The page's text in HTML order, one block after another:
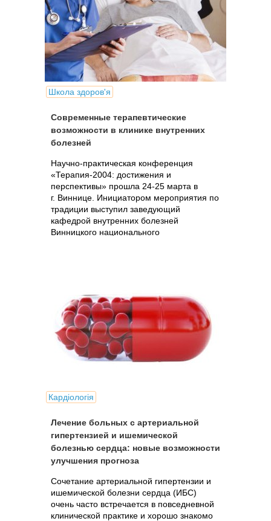
Школа здоров'я
Современные терапевтические
возможности в клинике внутренних
болезней
Научно-практическая конференция
«Терапия-2004: достижения и
перспективы» прошла 24-25 марта в
г. Виннице. Инициатором мероприятия по
традиции выступил заведующий
кафедрой внутренних болезней
Винницкого национального
Кардіологія
Лечение больных с артериальной
гипертензией и ишемической
болезнью сердца: новые возможности
улучшения прогноза
Сочетание артериальной гипертензии и
ишемической болезни сердца (ИБС)
очень часто встречается в повседневной
клинической практике и хорошо знакомо